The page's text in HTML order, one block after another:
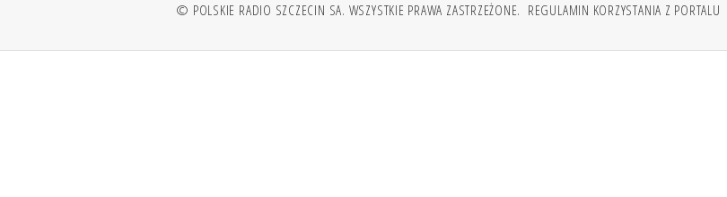
© POLSKIE RADIO SZCZECIN SA. WSZYSTKIE PRAWA ZASTRZEŻONE. REGULAMIN KORZYSTANIA Z PORTALU